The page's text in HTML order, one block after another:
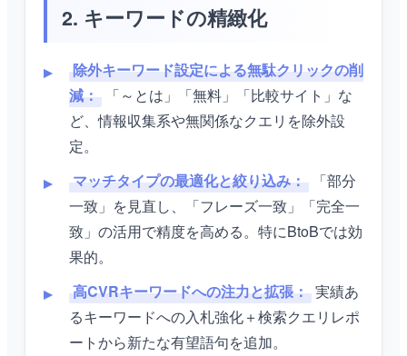
2. キーワードの精緻化
除外キーワード設定による無駄クリックの削
減：
「～とは」「無料」「比較サイト」な
ど、情報収集系や無関係なクエリを除外設
定。
マッチタイプの最適化と絞り込み：
「部分
一致」を見直し、「フレーズ一致」「完全一
致」の活用で精度を高める。特にBtoBでは効
果的。
高CVRキーワードへの注力と拡張：
実績あ
るキーワードへの入札強化＋検索クエリレポ
ートから新たな有望語句を追加。